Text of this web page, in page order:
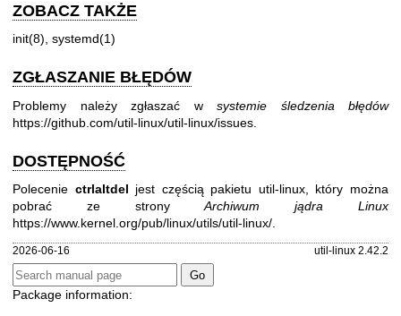
ZOBACZ TAKŻE
init(8) systemd(1)
ZGŁASZANIE BŁĘDÓW
Problemy należy zgłaszać w systemie śledzenia błędów
https://github.com/util-linux/util-linux/issues
DOSTĘPNOŚĆ
Polecenie ctrlaltdel jest częścią pakietu util-linux, który można
pobrać ze stronyArchiwum jądra Linux
https://www.kernel.org/pub/linux/utils/util-linux/
2026-06-16 util-linux 2.42.2
Package information: